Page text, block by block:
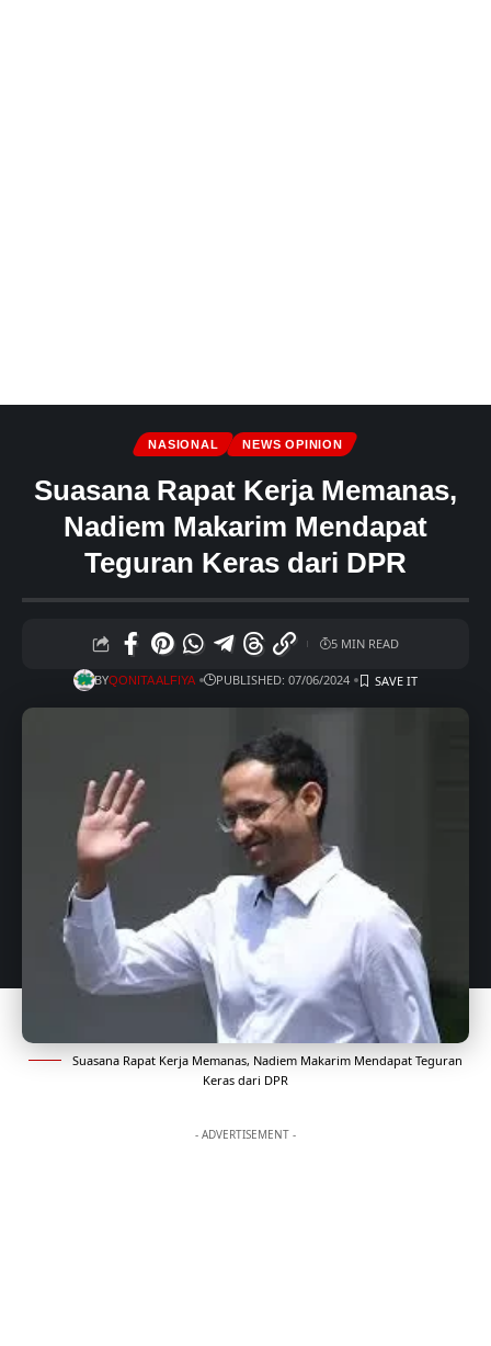
NASIONAL NEWS OPINION
Suasana Rapat Kerja Memanas,
Nadiem Makarim Mendapat
Teguran Keras dari DPR
BYQONITA ALFIYA PUBLISHED: 07/06/2024
5 MIN READ
Suasana Rapat Kerja Memanas, Nadiem Makarim Mendapat Teguran
Keras dari DPR
- ADVERTISEMENT -